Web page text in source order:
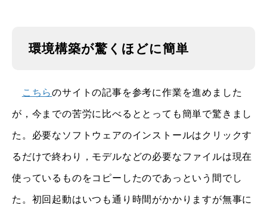
環境構築が驚くほどに簡単
こちらのサイトの記事を参考に作業を進めました
が，今までの苦労に比べるととっても簡単で驚きまし
た。必要なソフトウェアのインストールはクリックす
るだけで終わり，モデルなどの必要なファイルは現在
使っているものをコピーしたのであっという間でし
た。初回起動はいつも通り時間がかかりますが無事に